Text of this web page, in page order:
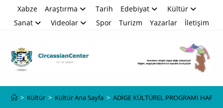
Xabze Araştırma Tarih Edebiyat
Kültür
Sanat
Videolar Spor Turizm Yazarlar İletişim
> Kültür > Kültür Ana Sayfa > ADİGE KÜLTÜREL PROGRAMI